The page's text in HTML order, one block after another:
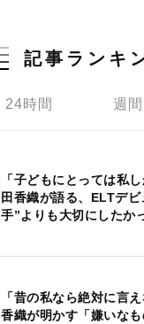
記事ランキ
24時間 週間
「子どもにとっては私
田香織が語る、ELTデ
手”よりも大切にしたか
「昔の私なら絶対に言
香織が明かす「嫌いな